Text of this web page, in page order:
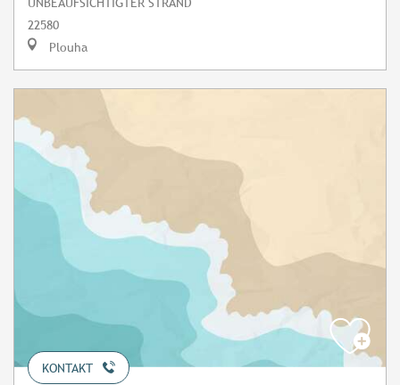
22580
Plouha
KONTAKT